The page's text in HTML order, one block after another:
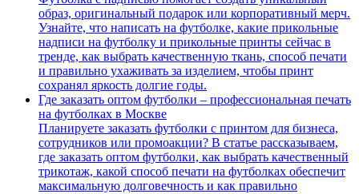
образ, оригинальный подарок или корпоративный мерч.
Узнайте, что написать на футболке, какие прикольные
надписи на футболку и прикольные принты сейчас в
тренде, как выбрать качественную ткань, способ печати
и правильно ухаживать за изделием, чтобы принт
сохранял яркость долгие годы.
Где заказать оптом футболки – профессиональная печать
на футболках в Москве
Планируете заказать футболки с принтом для бизнеса,
сотрудников или промоакции? В статье рассказываем,
где заказать оптом футболки, как выбрать качественный
трикотаж, какой способ печати на футболках обеспечит
максимальную долговечность и как правильно